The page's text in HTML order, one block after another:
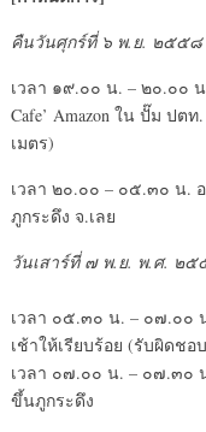
คืนวันศุกร์ที่ ๖ พ.ย. ๒๕๕๘
เวลา ๑๙.๐๐ น. – ๒๐.๐๐
Cafe’ Amazon ใน ปั๊ม ปต
เมตร)
เวลา ๒๐.๐๐ – ๐๕.๓๐ น.
ภูกระดึง จ.เลย
วันเสาร์ที่ ๗ พ.ย. พ.ศ. ๒
เวลา ๐๕.๓๐ น. – ๐๗.๐๐
เช้าให้เรียบร้อย (รับผิดชอ
เวลา ๐๗.๐๐ น. – ๐๗.๓๐
ขึ้นภูกระดึง